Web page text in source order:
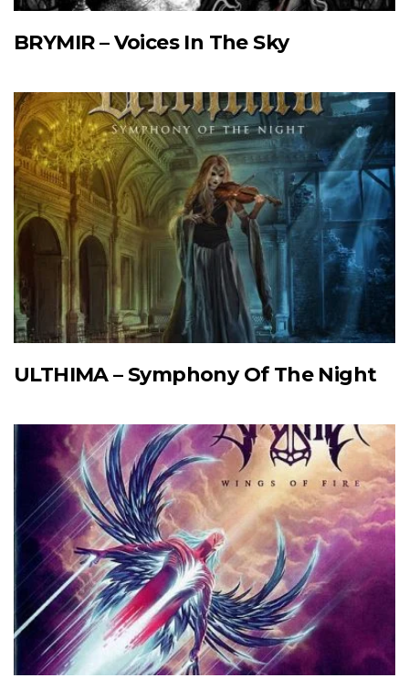
BRYMIR – Voices In The Sky
ULTHIMA – Symphony Of The Night